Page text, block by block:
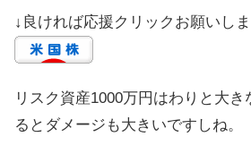
↓良ければ応援クリックお願いしま
リスク資産1000万円はわりと大
るとダメージも大きいですしね。